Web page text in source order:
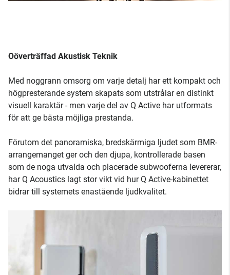
Oöverträffad Akustisk Teknik
Med noggrann omsorg om varje detalj har ett kompakt och
högpresterande system skapats som utstrålar en distinkt
visuell karaktär - men varje del av Q Active har utformats
för att ge bästa möjliga prestanda.
Förutom det panoramiska, bredskärmiga ljudet som BMR-
arrangemanget ger och den djupa, kontrollerade basen
som de noga utvalda och placerade subwooferna levererar,
har Q Acoustics lagt stor vikt vid hur Q Active-kabinettet
bidrar till systemets enastående ljudkvalitet.